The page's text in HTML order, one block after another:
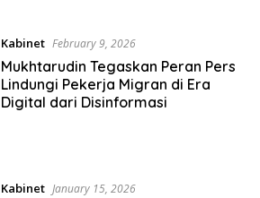
Kabinet February 9, 2026
Mukhtarudin Tegaskan Peran Pers
Lindungi Pekerja Migran di Era
Digital dari Disinformasi
Kabinet January 15, 2026